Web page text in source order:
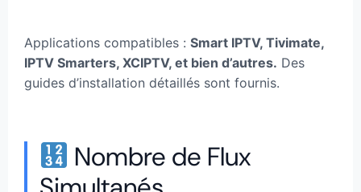
Applications compatibles : Smart IPTV, Tivimate,
IPTV Smarters, XCIPTV, et bien d’autres. Des
guides d’installation détaillés sont fournis.
Nombre de Flux